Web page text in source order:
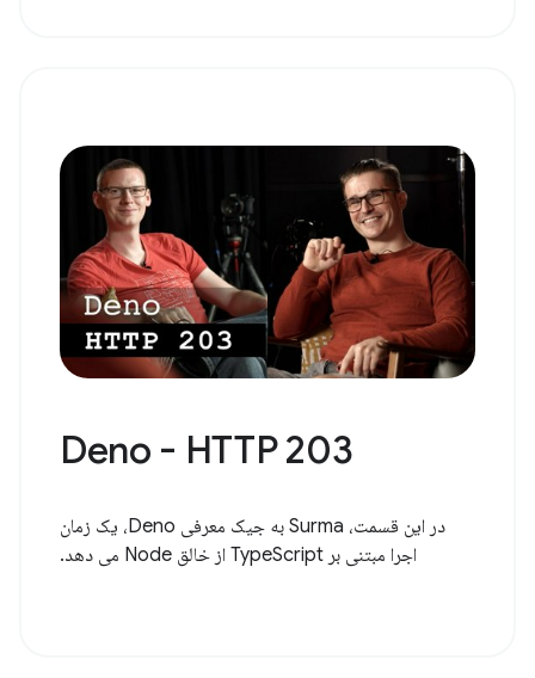
Deno - HTTP 203
در این قسمت، Surma به جیک معرفی Deno، یک زمان
اجرا مبتنی بر TypeScript از خالق Node می دهد.